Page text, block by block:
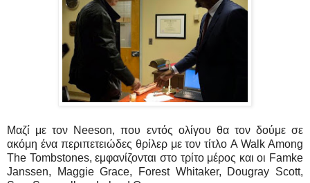
Μαζί με τον Neeson, που εντός ολίγου θα τον δούμε σε
ακόμη ένα περιπετειώδες θρίλερ με τον τίτλο A Walk Among
The Tombstones, εμφανίζονται στο τρίτο μέρος και οι Famke
Janssen, Maggie Grace, Forest Whitaker, Dougray Scott,